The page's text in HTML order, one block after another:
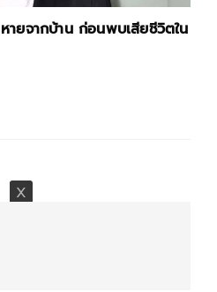
ายจากบ้าน ก่อนพบเสียชีวิตใน